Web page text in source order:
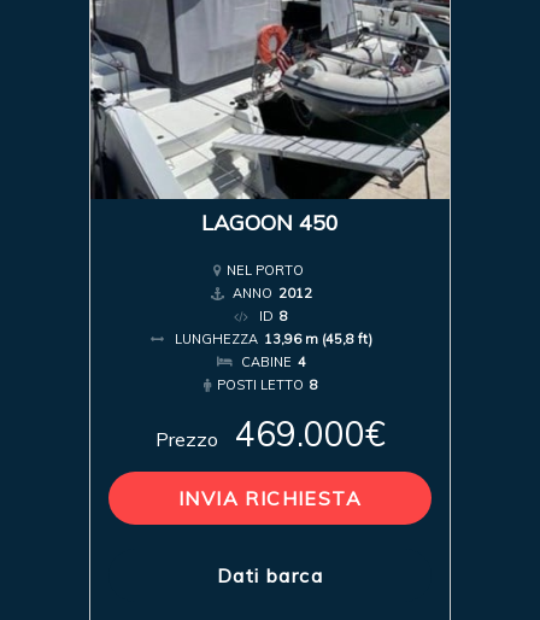
LAGOON 450
NEL PORTO
ANNO 2012
ID 8
LUNGHEZZA 13,96 m (45,8 ft)
CABINE 4
POSTI LETTO 8
Prezzo 469.000€
INVIA RICHIESTA
Dati barca